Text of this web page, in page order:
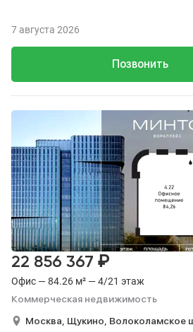
Позвонить
7 августа 2026
Офис — 84.26 м² — 4/21 этаж
Коммерческая недвижимость
22 856 367 ₽
Москва, Щукино, Волоколамское